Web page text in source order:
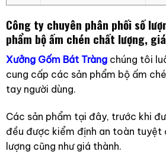
Công ty chuyên phân phối số
phẩm bộ ấm chén chất lượng,
Xưởng Gốm Bát Tràngchúng tôi
cung cấp các sản phẩm bộ ấm
tay người dùng.
Các sản phẩm tại đây, trước khi
đều được kiểm định an toàn
lượng cũng như giá thành.